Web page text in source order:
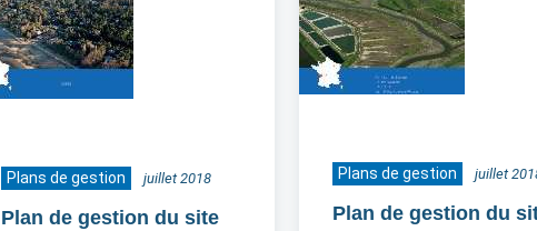
Plans de gestion juillet 2018
Plan de gestion du site
Plans de gestion juillet
Plan de gestion du